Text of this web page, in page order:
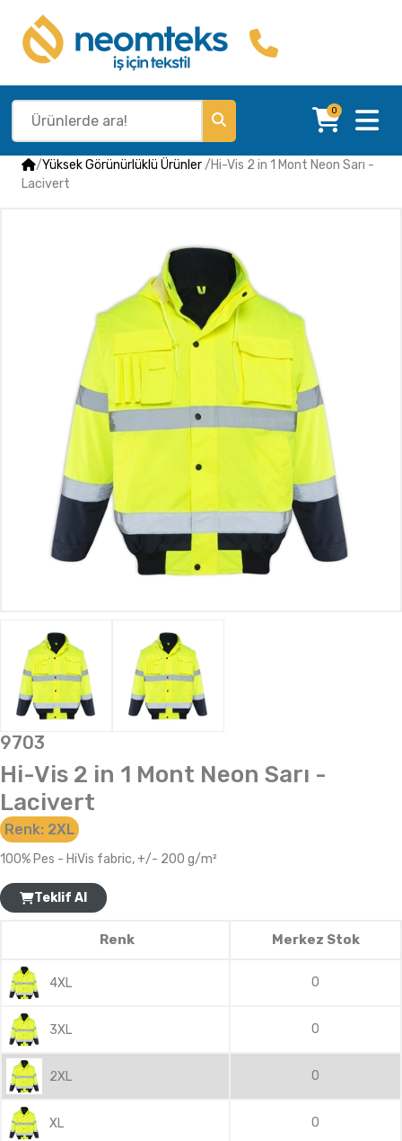
0
/Yüksek Görünürlüklü Ürünler/Hi-Vis 2 in 1 Mont Neon Sarı -
Lacivert
9703
Hi-Vis 2 in 1 Mont Neon Sarı -
Lacivert
Renk: 2XL
100% Pes - HiVis fabric, +/- 200 g/m²
Teklif Al
Renk Merkez Stok
4XL 0
3XL 0
2XL 0
XL 0